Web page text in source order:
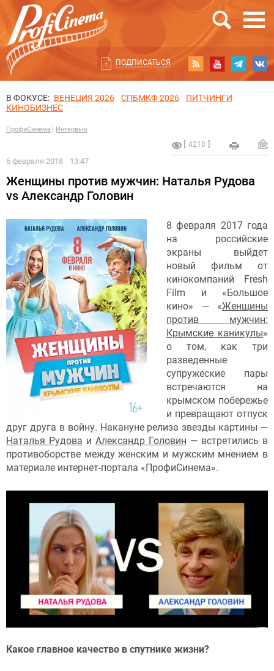
ПОДПИСАТЬСЯ
В ФОКУСЕ: ВЕНЕЦИЯ 2026 СПБМКФ 2026
ПИТЧИНГИ
КИНОБИЗНЕС
ПрофиСинема Интервью
4210
6 февраля 2018 13:47
Женщины против мужчин: Наталья Рудова
vs Александр Головин
8 февраля 2017 года
на российские
экраны выйдет
новый фильм от
кинокомпаний Fresh
Film и «Большое
кино» — «Женщины
против мужчин:
Крымские каникулы»
о том, как три
разведенные
супружеские пары
встречаются на
крымском побережье
и превращают отпуск
друг друга в войну. Накануне релиза звезды картины —
Наталья Рудова и Александр Головин — встретились в
противоборстве между женским и мужским мнением в
материале интернет-портала «ПрофиСинема».
Какое главное качество в спутнике жизни?